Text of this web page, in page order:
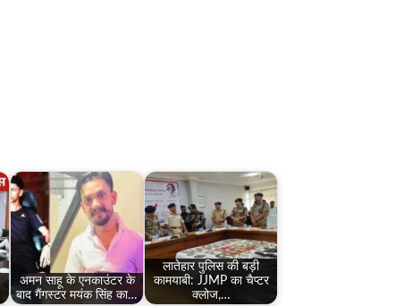
अमन साहू के एनकाउंटर के
बाद गैंगस्टर मयंक सिंह का…
लातेहार पुलिस की बड़ी
कामयाबी: JJMP का चैप्टर
क्लोज,…